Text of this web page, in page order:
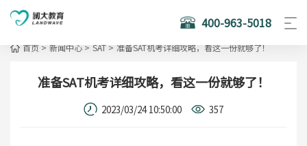
400-963-5018
首页 > 新闻中心 > SAT > 准备SAT机考详细攻略，看这一份就够了！
准备SAT机考详细攻略，看这一份就够了！
2023/03/24 10:50:00 357